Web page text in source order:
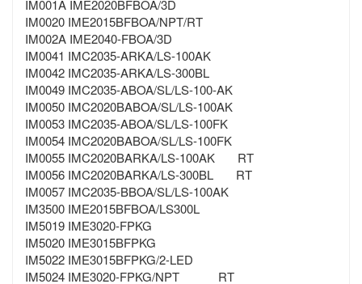
IM001A IME2020BFBOA/3D
IM0020 IME2015BFBOA/NPT/RT
IM002A IME2040-FBOA/3D
IM0041 IMC2035-ARKA/LS-100AK
IM0042 IMC2035-ARKA/LS-300BL
IM0049 IMC2035-ABOA/SL/LS-100-AK
IM0050 IMC2020BABOA/SL/LS-100AK
IM0053 IMC2035-ABOA/SL/LS-100FK
IM0054 IMC2020BABOA/SL/LS-100FK
IM0055 IMC2020BARKA/LS-100AK RT
IM0056 IMC2020BARKA/LS-300BL RT
IM0057 IMC2035-BBOA/SL/LS-100AK
IM3500 IME2015BFBOA/LS300L
IM5019 IME3020-FPKG
IM5020 IME3015BFPKG
IM5022 IME3015BFPKG/2-LED
IM5024 IME3020-FPKG/NPT RT